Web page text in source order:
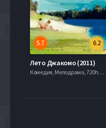
6.2
5.7
Лето Джакомо (2011)
Комедия, Мелодрама, 720hd, mobilen,